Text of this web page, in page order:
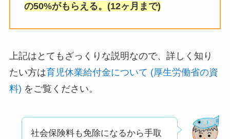
の50%がもらえる。(12ヶ月まで)
上記はとてもざっくりな説明なので、詳しく知り
たい方は育児休業給付金について (厚生労働省の資
料) をご覧ください。
社会保険料も免除になるから手取